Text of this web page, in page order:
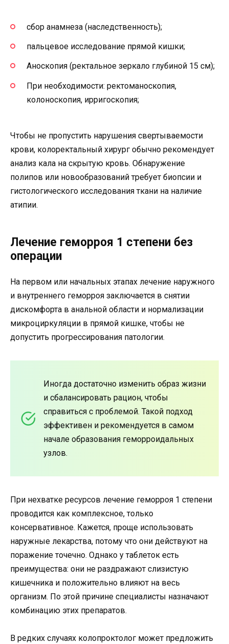
сбор анамнеза (наследственность);
пальцевое исследование прямой кишки;
Аноскопия (ректальное зеркало глубиной 15 см);
При необходимости: ректоманоскопия,
колоноскопия, ирригоскопия;
Чтобы не пропустить нарушения свертываемости
крови, колоректальный хирург обычно рекомендует
анализ кала на скрытую кровь. Обнаружение
полипов или новообразований требует биопсии и
гистологического исследования ткани на наличие
атипии.
Лечение геморроя 1 степени без
операции
На первом или начальных этапах лечение наружного
и внутреннего геморроя заключается в снятии
дискомфорта в анальной области и нормализации
микроциркуляции в прямой кишке, чтобы не
допустить прогрессирования патологии.
Иногда достаточно изменить образ жизни
и сбалансировать рацион, чтобы
справиться с проблемой. Такой подход
эффективен и рекомендуется в самом
начале образования геморроидальных
узлов.
При нехватке ресурсов лечение геморроя 1 степени
проводится как комплексное, только
консервативное. Кажется, проще использовать
наружные лекарства, потому что они действуют на
поражение точечно. Однако у таблеток есть
преимущества: они не раздражают слизистую
кишечника и положительно влияют на весь
организм. По этой причине специалисты назначают
комбинацию этих препаратов.
В редких случаях колопроктолог может предложить